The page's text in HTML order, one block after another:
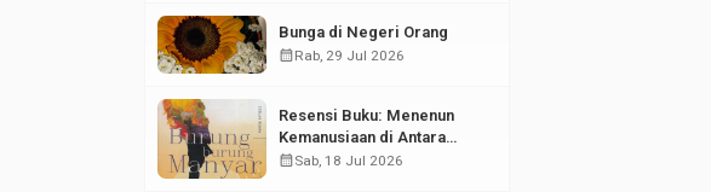
Bunga di Negeri Orang
calendar_monthRab, 29 Jul 2026
Resensi Buku: Menenun
Kemanusiaan di Antara
Puing Sejarah
calendar_monthSab, 18 Jul 2026